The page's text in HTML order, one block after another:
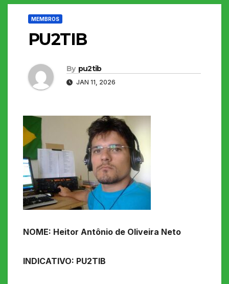
MEMBROS
PU2TIB
By pu2tib
JAN 11, 2026
NOME: Heitor Antônio de Oliveira Neto
INDICATIVO: PU2TIB